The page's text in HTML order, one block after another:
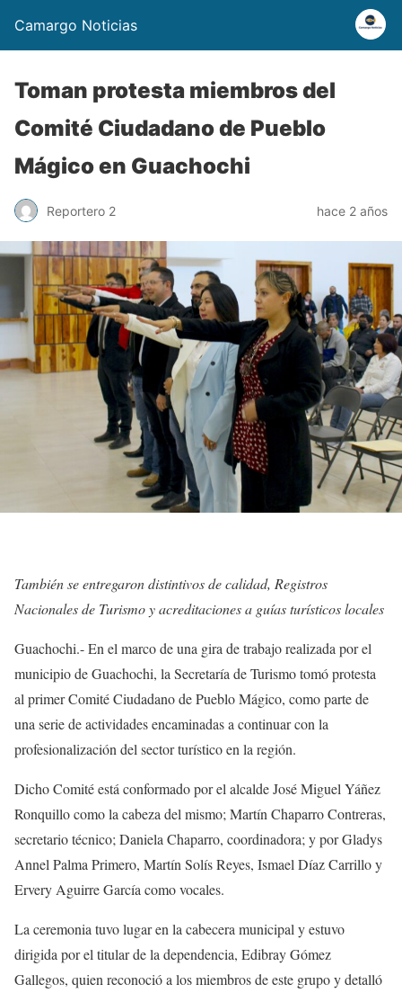
Camargo Noticias
Toman protesta miembros del
Comité Ciudadano de Pueblo
Mágico en Guachochi
Reportero 2 hace 2 años
También se entregaron distintivos de calidad, Registros
Nacionales de Turismo y acreditaciones a guías turísticos locales
Guachochi.- En el marco de una gira de trabajo realizada por el
municipio de Guachochi, la Secretaría de Turismo tomó protesta
al primer Comité Ciudadano de Pueblo Mágico, como parte de
una serie de actividades encaminadas a continuar con la
profesionalización del sector turístico en la región.
Dicho Comité está conformado por el alcalde José Miguel Yáñez
Ronquillo como la cabeza del mismo; Martín Chaparro Contreras,
secretario técnico; Daniela Chaparro, coordinadora; y por Gladys
Annel Palma Primero, Martín Solís Reyes, Ismael Díaz Carrillo y
Ervery Aguirre García como vocales.
La ceremonia tuvo lugar en la cabecera municipal y estuvo
dirigida por el titular de la dependencia, Edibray Gómez
Gallegos, quien reconoció a los miembros de este grupo y detalló